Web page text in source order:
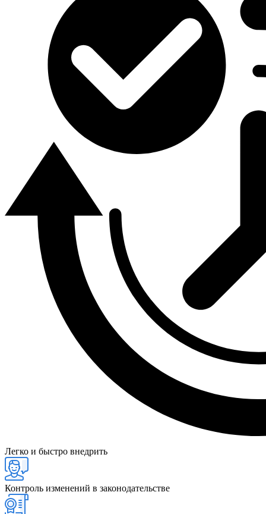
Легко и быстро внедрить
Контроль изменений в законодательстве